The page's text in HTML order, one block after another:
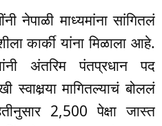
नेपाळी माध्यमांना सांगितलं
कार्की यांना मिळाला आहे.
अंतरिम पंतप्रधान पद
स्वाक्षर्‍या मागितल्याचं बोललं
2,500 पेक्षा जास्त